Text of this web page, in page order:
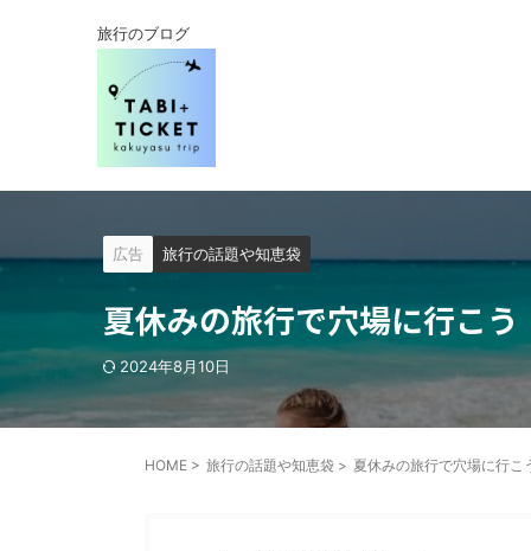
旅行のブログ
広告 旅行の話題や知恵袋
夏休みの旅行で穴場に行こ
2024年8月10日
HOME > 旅行の話題や知恵袋 > 夏休みの旅行で穴場に行こ